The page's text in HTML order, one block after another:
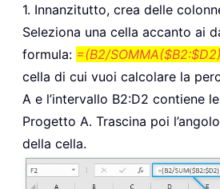
1. Innanzitutto, crea delle
Seleziona una cella accanto ai
formula: =(B2/
cella di cui vuoi calcolare la
A e l’intervallo B2:D2 contiene
Progetto A. Trascina poi
della cella.